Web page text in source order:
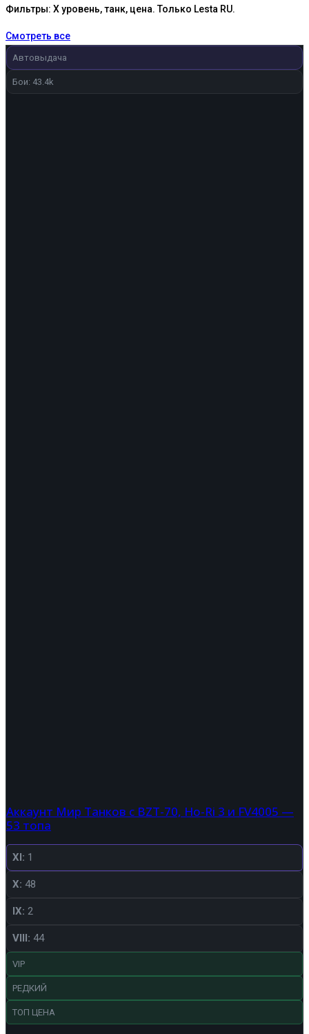
Фильтры: X уровень, танк, цена. Только Lesta RU.
Смотреть все
Автовыдача
Бои: 43.4k
Аккаунт Мир Танков с BZT-70, Ho-Ri 3 и FV4005 —
53 топа
XI: 1
X: 48
IX: 2
VIII: 44
VIP
РЕДКИЙ
ТОП ЦЕНА